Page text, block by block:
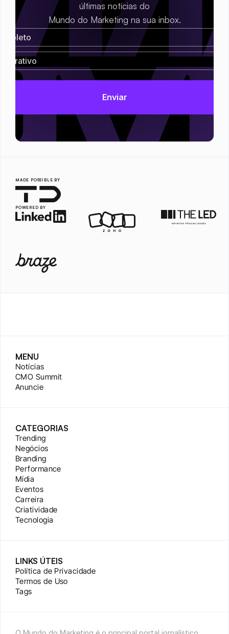
últimas notícias do
Mundo do Marketing na sua inbox.
MADE POSSIBLE BY
POWERED BY
MENU
Notícias
CMO Summit
Anuncie
CATEGORIAS
Trending
Negócios
Branding
Performance
Mídia
Eventos
Carreira
Criatividade
Tecnologia
LINKS ÚTEIS
Política de Privacidade
Termos de Uso
Tags